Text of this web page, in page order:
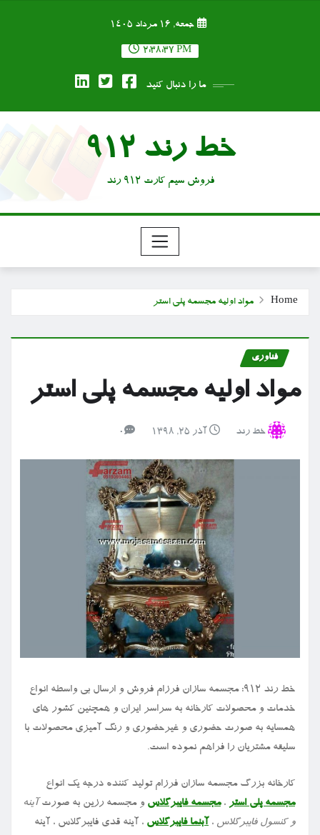
جمعه, ۱۶ مرداد ۱۴۰۵
2:38:38 PM
ما را دنبال کنید
خط رند 912
فروش سیم کارت 912 رند
Home مواد اولیه مجسمه پلی استر
فناوری
مواد اولیه مجسمه پلی استر
خط رند آذر ۲۵, ۱۳۹۸ 0
خط رند ۹۱۲: مجسمه سازان فرزام فروش و ارسال بی واسطه انواع
خدمات و محصولات کارخانه به سراسر ایران و همچنین کشور های
همسایه به صورت حضوری و غیرحضوری و رنگ آمیزی محصولات با
سلیقه مشتریان را فراهم نموده است.
کارخانه بزرگ مجسمه سازان فرزام تولید کننده درجه یک انواع
مجسمه پلی استر ،مجسمه فایبرگلاس و مجسمه رزین به صورت آینه
و کنسول فایبرگلاس ، آبنما فایبرگلاس ، آینه قدی فایبرگلاس ، آینه